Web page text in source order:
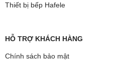
Thiết bị bếp Hafele
HỖ TRỢ KHÁCH HÀNG
Chính sách bảo mật